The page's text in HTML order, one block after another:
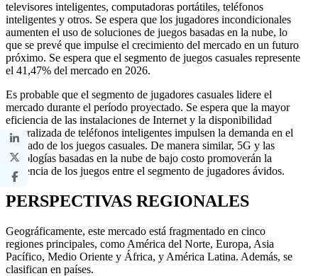
televisores inteligentes, computadoras portátiles, teléfonos
inteligentes y otros. Se espera que los jugadores incondicionales
aumenten el uso de soluciones de juegos basadas en la nube, lo
que se prevé que impulse el crecimiento del mercado en un futuro
próximo. Se espera que el segmento de juegos casuales represente
el 41,47% del mercado en 2026.
Es probable que el segmento de jugadores casuales lidere el
mercado durante el período proyectado. Se espera que la mayor
eficiencia de las instalaciones de Internet y la disponibilidad
generalizada de teléfonos inteligentes impulsen la demanda en el
mercado de los juegos casuales. De manera similar, 5G y las
tecnologías basadas en la nube de bajo costo promoverán la
tendencia de los juegos entre el segmento de jugadores ávidos.
PERSPECTIVAS REGIONALES
Geográficamente, este mercado está fragmentado en cinco
regiones principales, como América del Norte, Europa, Asia
Pacífico, Medio Oriente y África, y América Latina. Además, se
clasifican en países.